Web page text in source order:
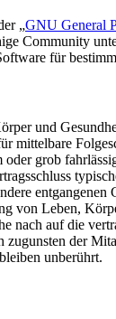
„GNU General
Community
für
und
mittelbare
grob
entgangenen
von Leben,
nach auf die
der
unberührt.